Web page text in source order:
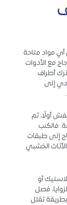
أي مواد متاحة
مع الأدوات
ترك أطراف
إلى
أولًا، ثم
فالكنب
إلى طبقات
الخشبي
أو
فصل
بطريقة تقلل